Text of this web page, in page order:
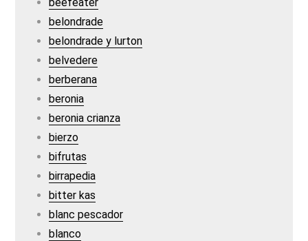
belondrade
belondrade y lurton
belvedere
berberana
beronia
beronia crianza
bierzo
bifrutas
birrapedia
bitter kas
blanc pescador
blanco